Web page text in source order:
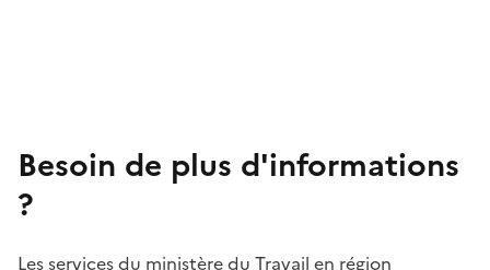
Besoin de plus d'informations
?
Les services du ministère du Travail en région